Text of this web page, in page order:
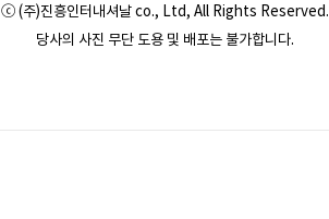
ⓒ (주)진흥인터내셔날 co., Ltd, All Rights Reserved.
당사의 사진 무단 도용 및 배포는 불가합니다.